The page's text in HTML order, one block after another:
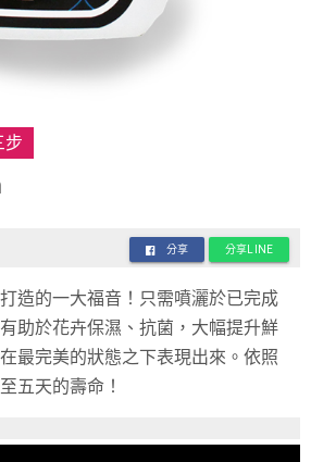
步
分享 分享LINE
造的一大福音！只需噴灑於已完成
助於花卉保濕、抗菌，大幅提升鮮
最完美的狀態之下表現出來。依照
五天的壽命！